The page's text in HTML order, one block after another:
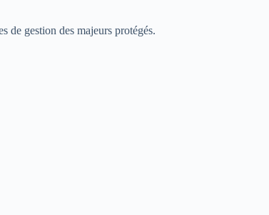
de gestion des majeurs protégés.